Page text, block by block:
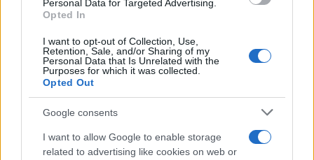
Personal Data for Targeted Advertising.
Opted In
I want to opt-out of Collection, Use,
Retention, Sale, and/or Sharing of my
Personal Data that Is Unrelated with the
Purposes for which it was collected.
Opted Out
Google consents
I want to allow Google to enable storage
related to advertising like cookies on web or
I nostri Marchi